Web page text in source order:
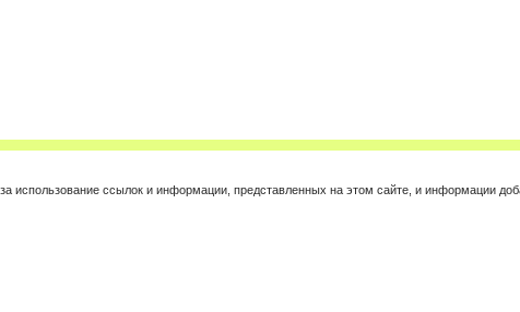
использование ссылок и информации, представленных на этом сайте, и информации